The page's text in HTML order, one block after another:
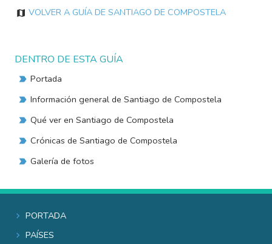
Volver a Guía de Santiago de Compostela
DENTRO DE ESTA GUÍA
Portada
Información general de Santiago de Compostela
Qué ver en Santiago de Compostela
Crónicas de Santiago de Compostela
Galería de fotos
Portada
Países